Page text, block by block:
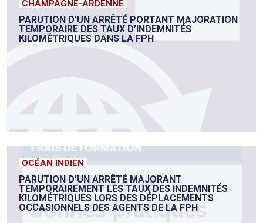
CHAMPAGNE-ARDENNE
PARUTION D’UN ARRÊTÉ PORTANT MAJORATION
TEMPORAIRE DES TAUX D’INDEMNITÉS
KILOMÉTRIQUES DANS LA FPH
OCÉAN INDIEN
PARUTION D'UN ARRÊTÉ MAJORANT
TEMPORAIREMENT LES TAUX DES INDEMNITÉS
KILOMÉTRIQUES LORS DES DÉPLACEMENTS
OCCASIONNELS DES AGENTS DE LA FPH